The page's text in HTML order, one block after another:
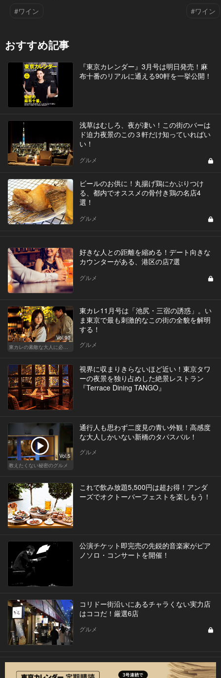
#ワイン #ワイン
おすすめ記事
『東京カレンダー』3月号は明日発売！麻
布十番のリアルに通える90軒を一挙公開！
浅草はむしろ、夜が凄い！この街のバーは
ド迫力夜景のこの３軒だけ知っていればい
い！
グルメ
ビールのお供に！丸揚げ鶏にかぶりつけ
る、都内でオススメの骨付き鶏の名店4
選！
グルメ
好きな人との距離を縮める！デート向きな
カウンターがある、港区の店7選
グルメ
Vol.90
東カレの素敵な大人に必要なこと
東カレ11月号は「池尻・三宿の誘惑」。い
ま東京で最も刺激的なこの街の全貌を解明
する！
グルメ
視界に収まりきらないほど近い！東京タワ
ーの夜景を独り占めした絶景レストラン
『Terrace Dining TANGO』
Vol.5
教えたくない秘密のグルメ
通行人も思わず二度見の青い外観！高感度
な大人しかいない新橋のタパスバル！
グルメ
これで飲み放題5,500円は超お得！アンダ
ーズでオクトーバーフェストを楽しもう！
公演チケット即完売の先鋭的音楽家がピア
ノソロ・コンサートを開催！
コリドー街沿いにあるチャラくない実力店
はココだ！厳選6店
グルメ